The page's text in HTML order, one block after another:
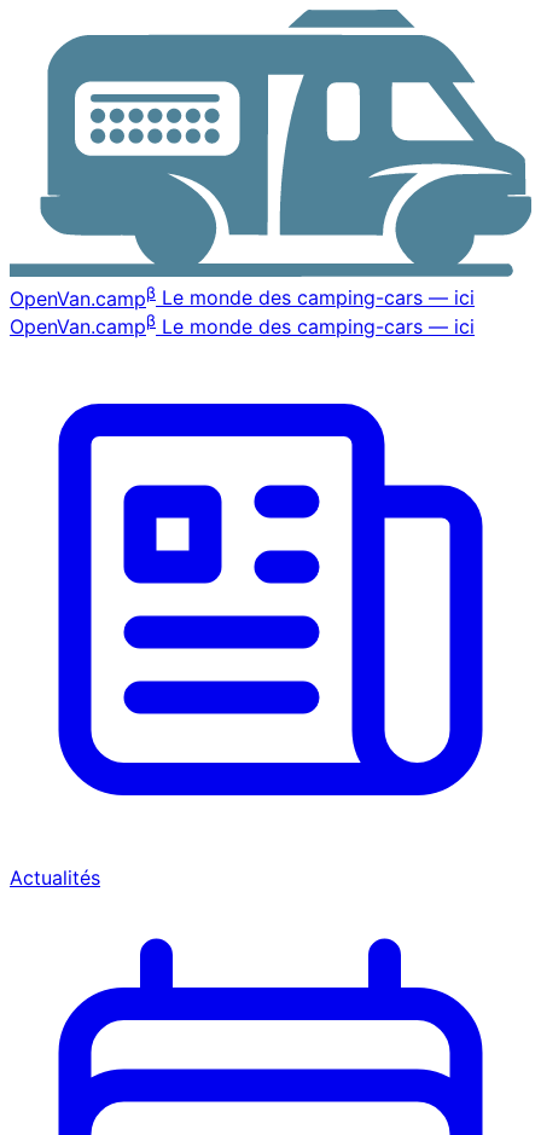
OpenVan.campβ Le monde des camping-cars — ici
OpenVan.campβ Le monde des camping-cars — ici
Actualités